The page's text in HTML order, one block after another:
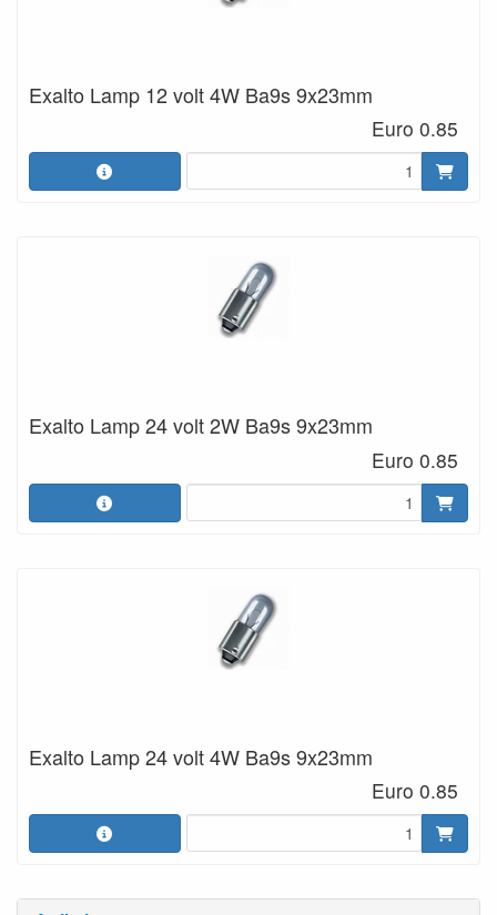
Exalto Lamp 12 volt 4W Ba9s 9x23mm
Euro 0.85
Exalto Lamp 24 volt 2W Ba9s 9x23mm
Euro 0.85
Exalto Lamp 24 volt 4W Ba9s 9x23mm
Euro 0.85